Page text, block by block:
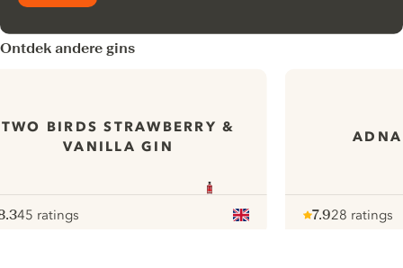
Ontdek andere gins
TWO BIRDS STRAWBERRY &
VANILLA GIN
45 ratings
7.928 ratings